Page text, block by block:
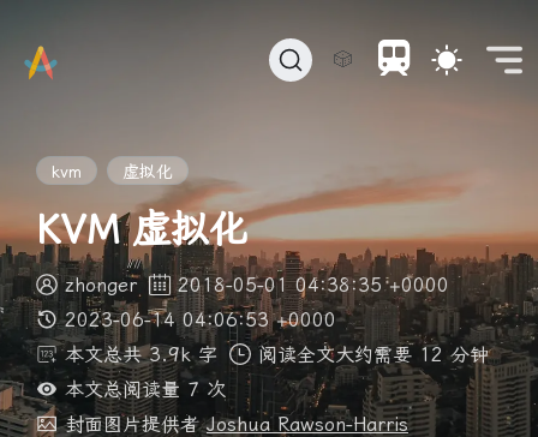
🎲
kvm 虚拟化
KVM 虚拟化
zhonger
2018-05-01 04:38:35 +0000
2023-06-14 04:06:53 +0000
本文总共 3.9k 字
阅读全文大约需要 12 分钟
本文总阅读量7次
封面图片提供者Joshua Rawson-Harris